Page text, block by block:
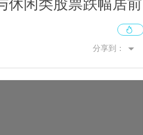
休闲类股票跌幅居前
分享到：